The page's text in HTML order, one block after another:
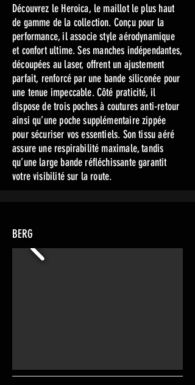
Découvrez le Heroica, le maillot le plus haut
de gamme de la collection. Conçu pour la
performance, il associe style aérodynamique
et confort ultime. Ses manches indépendantes,
découpées au laser, offrent un ajustement
parfait, renforcé par une bande siliconée pour
une tenue impeccable. Côté praticité, il
dispose de trois poches à coutures anti-retour
ainsi qu’une poche supplémentaire zippée
pour sécuriser vos essentiels. Son tissu aéré
assure une respirabilité maximale, tandis
qu’une large bande réfléchissante garantit
votre visibilité sur la route.
BERG